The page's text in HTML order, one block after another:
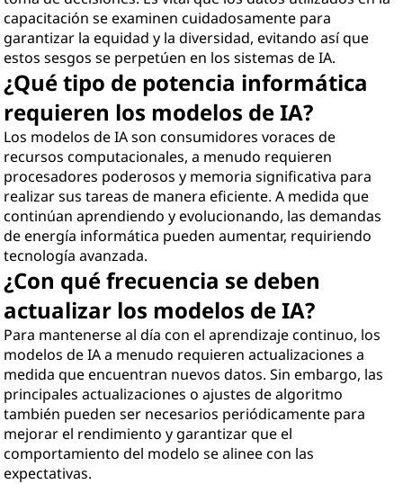
capacitación se examinen cuidadosamente para
garantizar la equidad y la diversidad, evitando así que
estos sesgos se perpetúen en los sistemas de IA.
¿Qué tipo de potencia informática
requieren los modelos de IA?
Los modelos de IA son consumidores voraces de
recursos computacionales, a menudo requieren
procesadores poderosos y memoria significativa para
realizar sus tareas de manera eficiente. A medida que
continúan aprendiendo y evolucionando, las demandas
de energía informática pueden aumentar, requiriendo
tecnología avanzada.
¿Con qué frecuencia se deben
actualizar los modelos de IA?
Para mantenerse al día con el aprendizaje continuo, los
modelos de IA a menudo requieren actualizaciones a
medida que encuentran nuevos datos. Sin embargo, las
principales actualizaciones o ajustes de algoritmo
también pueden ser necesarios periódicamente para
mejorar el rendimiento y garantizar que el
comportamiento del modelo se alinee con las
expectativas.